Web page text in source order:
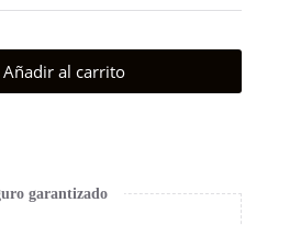
Añadir al carrito
garantizado